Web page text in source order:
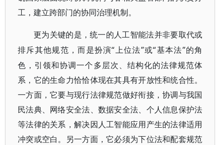
工，建立跨部门的协同治理机制。
更为关键的是，统一的人工智能法并非要取代或
排斥其他规范，而是扮演“上位法”或“基本法”的角
色，引领和协调一个多层次、结构化的法律规范体
系，它的生命力恰恰体现在其具有开放性和统合性。
一方面，它要与现行法律规范做好衔接，协调与我国
民法典、网络安全法、数据安全法、个人信息保护法
等法律的关系，解决因人工智能应用产生的法律适用
冲突或空白。另一方面，它必须为下位法和配套规范